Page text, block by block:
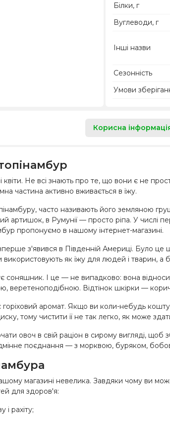
Білки, г
Вуглеводи, г
Інші назви
Сезонність
Умови
Корисна
квіти. Не всі знають про те, що вони є не
частина активно вживається в їжу.
часто називають його земляною
артишок, в Румунії — просто ріпа. У числі
пропонуємо в нашому інтернет-магазині.
з'явився в Південній Америці. Було
використовують як їжу для людей і тварин,
соняшник. І це — не випадково: вона
веретеноподібною. Відтінок шкірки —
аромат. Якщо ви коли-небудь
тому чистити її не так легко, як може
овоч в свій раціон в сирому вигляді, щоб
поєднання — з морквою, буряком,
магазині невелика. Завдяки чому ви
для здоров'я:
і рахіту;